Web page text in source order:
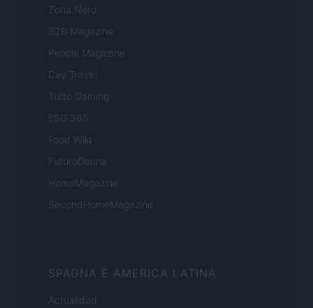
Zona Nerd
B2B Magazine
People Magazine
Day Travel
Tutto Gaming
ESG 365
Food Wiki
FuturoDonna
HomeMagazine
SecondHomeMagazine
SPAGNA E AMERICA LATINA
Actualidad